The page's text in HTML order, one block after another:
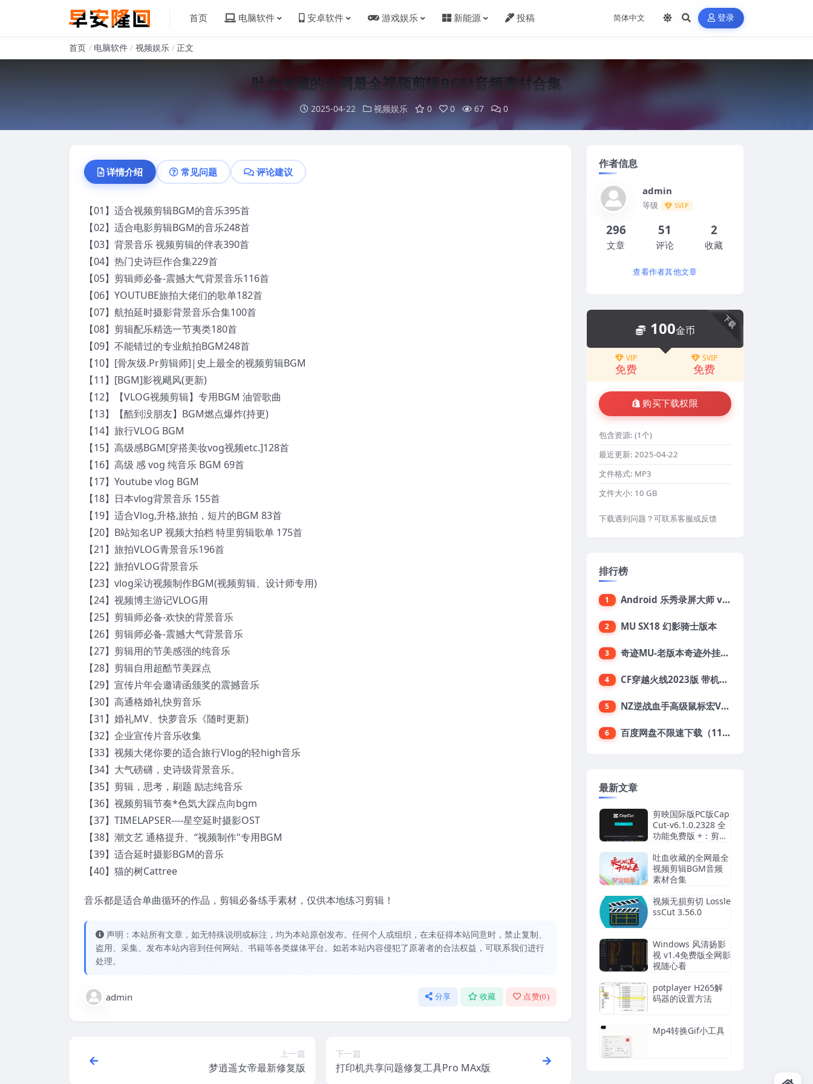
首页 电脑软件 安卓软件 游戏娱乐 新能源 投稿 登录
首页 电脑软件 视频娱乐 正文
吐血收藏的全网最全视频剪辑BGM音频素材合集
2025-04-22 视频娱乐 0 0 67 0
详情介绍 常见问题 评论建议
【01】适合视频剪辑BGM的音乐395首
【02】适合电影剪辑BGM的音乐248首
【03】背景音乐 视频剪辑的伴表390首
【04】热门史诗巨作合集229首
【05】剪辑师必备-震撼大气背景音乐116首
【06】YOUTUBE旅拍大佬们的歌单182首
【07】航拍延时摄影背景音乐合集100首
【08】剪辑配乐精选一节夷类180首
【09】不能错过的专业航拍BGM248首
【10】[骨灰级.Pr剪辑师]|史上最全的视频剪辑BGM
【11】[BGM]影视飓风(更新)
【12】【VLOG视频剪辑】专用BGM 油管歌曲
【13】【酷到没朋友】BGM燃点爆炸(持更)
【14】旅行VLOG BGM
【15】高级感BGM[穿搭美妆vog视频etc.]128首
【16】高级 感 vog 纯音乐 BGM 69首
【17】Youtube vlog BGM
【18】日本vlog背景音乐 155首
【19】适合Vlog,升格,旅拍，短片的BGM 83首
【20】B站知名UP 视频大拍档 特里剪辑歌单 175首
【21】旅拍VLOG青景音乐196首
【22】旅拍VLOG背景音乐
【23】vlog采访视频制作BGM(视频剪辑、设计师专用)
【24】视频博主游记VLOG用
【25】剪辑师必备-欢快的背景音乐
【26】剪辑师必备-震撼大气背景音乐
【27】剪辑用的节美感强的纯音乐
【28】剪辑自用超酷节美踩点
【29】宣传片年会邀请函颁奖的震撼音乐
【30】高通格婚礼快剪音乐
【31】婚礼MV、快萝音乐《随时更新)
【32】企业宣传片音乐收集
【33】视频大佬你要的适合旅行Vlog的轻high音乐
【34】大气磅礴，史诗级背景音乐。
【35】剪辑，思考，刷题 励志纯音乐
【36】视频剪辑节奏*色気大踩点向bgm
【37】TIMELAPSER----星空延时摄影OST
【38】潮文艺 通格提升、“视频制作"专用BGM
【39】适合延时摄影BGM的音乐
【40】猫的树Cattree
音乐都是适合单曲循环的作品，剪辑必备练手素材，仅供本地练习剪辑！
声明：本站所有文章，如无特殊说明或标注，均为本站原创发布。任何个人或组织，在未征得本站同意时，禁止复制、
盗用、采集、发布本站内容到任何网站、书籍等各类媒体平台。如若本站内容侵犯了原著者的合法权益，可联系我们进行
处理。
admin 分享 收藏 点赞(0)
上一篇
梦逍遥女帝最新修复版
下一篇
打印机共享问题修复工具Pro MAx版
作者信息
admin
等级 SVIP
296
文章
51
评论
2
收藏
查看作者其他文章
下载
100金币
VIP
免费
SVIP
免费
购买下载权限
包含资源: (1个)
最近更新: 2025-04-22
文件格式: MP3
文件大小: 10 GB
下载遇到问题？可联系客服或反馈
排行榜
1 Android 乐秀录屏大师 v7.0.7解锁会员版
2 MU SX18 幻影骑士版本
3 奇迹MU-老版本奇迹外挂合集（70+）
4 CF穿越火线2023版 带机器人+生化模式+竞技，值得收藏
5 NZ逆战血手高级鼠标宏V2025.10.28
6 百度网盘不限速下载（11/10测试有效）
最新文章
剪映国际版PC版Cap
Cut-v6.1.0.2328 全
功能免费版 +：剪映
吐血收藏的全网最全
视频剪辑BGM音频
素材合集
视频无损剪切 Lossle
ssCut 3.56.0
Windows 风清扬影
视 v1.4免费版全网影
视随心看
potplayer H265解
码器的设置方法
Mp4转换Gif小工具